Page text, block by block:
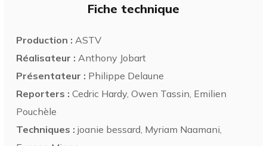
Fiche technique
Production : ASTV
Réalisateur : Anthony Jobart
Présentateur : Philippe Delaune
Reporters : Cedric Hardy, Owen Tassin, Emilien
Pouchèle
Techniques : joanie bessard, Myriam Naamani,